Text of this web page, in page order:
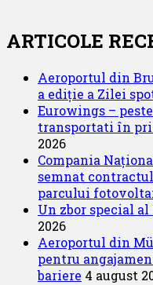
Iancu Cluj
anunță
noilor
zboruri
spre
Zurich
ARTICOLE
Aeroportul din
a ediție a Zilei
Eurowings –
transportati în
2026
Compania
semnat
parcului
Un zbor special
2026
Aeroportul din
pentru
bariere 4 august